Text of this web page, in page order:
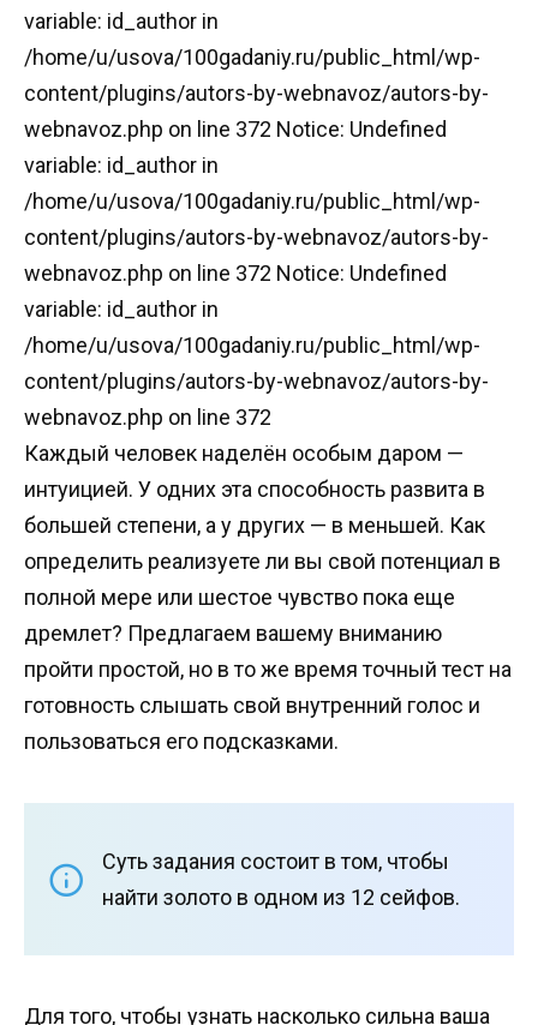
variable: id_author in
/home/u/usova/100gadaniy.ru/public_html/wp-
content/plugins/autors-by-webnavoz/autors-by-
webnavoz.php on line 372 Notice: Undefined
variable: id_author in
/home/u/usova/100gadaniy.ru/public_html/wp-
content/plugins/autors-by-webnavoz/autors-by-
webnavoz.php on line 372 Notice: Undefined
variable: id_author in
/home/u/usova/100gadaniy.ru/public_html/wp-
content/plugins/autors-by-webnavoz/autors-by-
webnavoz.php on line 372
Каждый человек наделён особым даром —
интуицией. У одних эта способность развита в
большей степени, а у других — в меньшей. Как
определить реализуете ли вы свой потенциал в
полной мере или шестое чувство пока еще
дремлет? Предлагаем вашему вниманию
пройти простой, но в то же время точный тест на
готовность слышать свой внутренний голос и
пользоваться его подсказками.
Суть задания состоит в том, чтобы
найти золото в одном из 12 сейфов.
Для того, чтобы узнать насколько сильна ваша